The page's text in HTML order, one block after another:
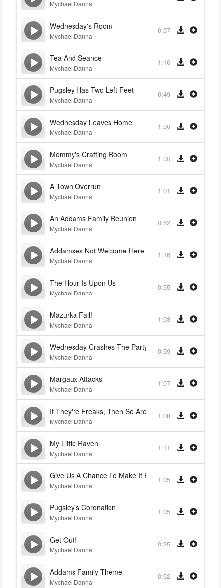
Mychael Danna
Wednesday's Room
Mychael Danna
0:57
Tea And Seance
Mychael Danna
1:16
Pugsley Has Two Left Feet
Mychael Danna
0:49
Wednesday Leaves Home
Mychael Danna
1:50
Mommy's Crafting Room
Mychael Danna
1:30
A Town Overrun
Mychael Danna
1:01
An Addams Family Reunion
Mychael Danna
0:52
Addamses Not Welcome Here
Mychael Danna
1:16
The Hour Is Upon Us
Mychael Danna
0:55
Mazurka Fail!
Mychael Danna
1:03
Wednesday Crashes The Party
Mychael Danna
0:59
Margaux Attacks
Mychael Danna
1:07
If They're Freaks, Then So Are All Of You
Mychael Danna
1:08
My Little Raven
Mychael Danna
1:11
Give Us A Chance To Make It Right
Mychael Danna
1:05
Pugsley's Coronation
Mychael Danna
1:05
Get Out!
Mychael Danna
0:35
Addams Family Theme
Mychael Danna
0:52